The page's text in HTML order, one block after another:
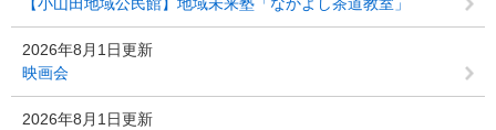
【小山田地域公民館】地域未来塾「なかよし茶道教室」
2026年8月1日更新
映画会
2026年8月1日更新